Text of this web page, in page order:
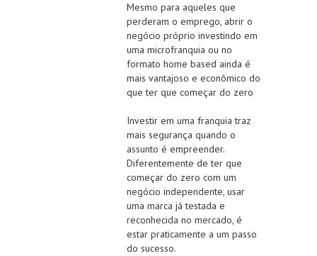
Mesmo para aqueles que
perderam o emprego, abrir o
negócio próprio investindo em
uma microfranquia ou no
formato home based ainda é
mais vantajoso e econômico do
que ter que começar do zero
Investir em uma franquia traz
mais segurança quando o
assunto é empreender.
Diferentemente de ter que
começar do zero com um
negócio independente, usar
uma marca já testada e
reconhecida no mercado, é
estar praticamente a um passo
do sucesso.